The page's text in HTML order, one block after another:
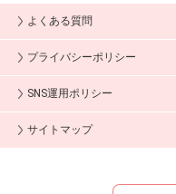
よくある質問
プライバシーポリシー
SNS運用ポリシー
サイトマップ